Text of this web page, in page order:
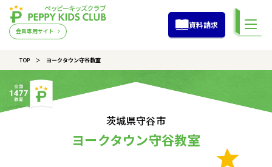
会員専用サイト
資料請求
TOP ヨークタウン守谷教室
茨城県守谷市
ヨークタウン守谷教室